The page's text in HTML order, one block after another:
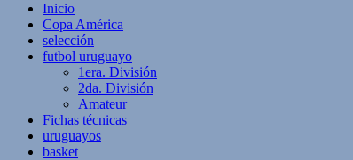
Inicio
Copa América
selección
futbol uruguayo
1era. División
2da. División
Amateur
Fichas técnicas
uruguayos
basket